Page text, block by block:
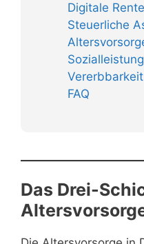
Digitale
Steuerliche
FAQ
Das Drei-